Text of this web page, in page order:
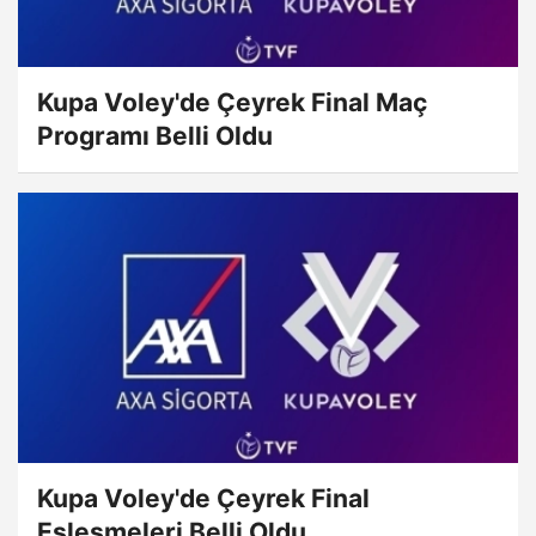
Kupa Voley'de Çeyrek Final Maç
Programı Belli Oldu
Kupa Voley'de Çeyrek Final